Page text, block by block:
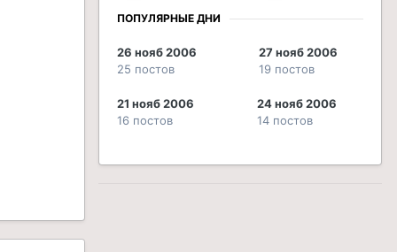
ПОПУЛЯРНЫЕ ДНИ
26 нояб 2006
25 постов
27 нояб 2006
19 постов
21 нояб 2006
16 постов
24 нояб 2006
14 постов